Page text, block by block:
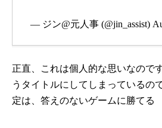
— ジン@元人事 (@jin_assist)
正直、これは個人的な思いなので
うタイトルにしてしまっているの
定は、答えのないゲームに勝てる